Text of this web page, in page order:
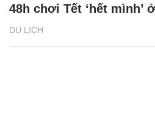
DU LỊCH
48h chơi Tết ‘hết mình’